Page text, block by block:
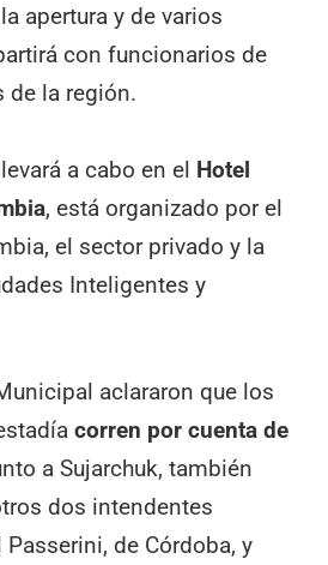
apertura y de varios
con funcionarios de
de la región.
a cabo en el Hotel
, está organizado por el
el sector privado y la
Inteligentes y
aclararon que los
corren por cuenta de
a Sujarchuk, también
dos intendentes
de Córdoba, y